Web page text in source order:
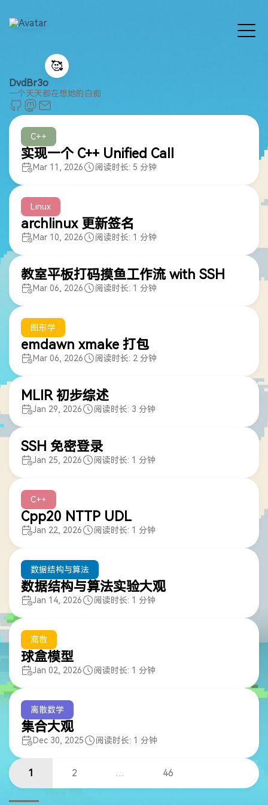
🥰
DvdBr3o
一个天天都在想她的白痴
C++
实现一个 C++ Unified Call
Mar 11, 2026 阅读时长: 5 分钟
Linux
archlinux 更新签名
Mar 10, 2026 阅读时长: 1 分钟
教室平板打码摸鱼工作流 with SSH
Mar 06, 2026 阅读时长: 1 分钟
图形学
emdawn xmake 打包
Mar 06, 2026 阅读时长: 2 分钟
MLIR 初步综述
Jan 29, 2026 阅读时长: 3 分钟
SSH 免密登录
Jan 25, 2026 阅读时长: 1 分钟
C++
Cpp20 NTTP UDL
Jan 22, 2026 阅读时长: 1 分钟
数据结构与算法
数据结构与算法实验大观
Jan 14, 2026 阅读时长: 1 分钟
离散
球盒模型
Jan 02, 2026 阅读时长: 1 分钟
离散数学
集合大观
Dec 30, 2025 阅读时长: 1 分钟
1 2 … 46